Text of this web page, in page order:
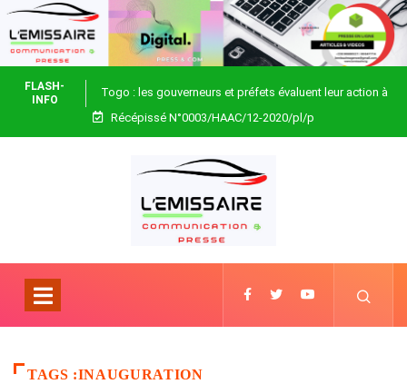
FLASH-
INFO
Togo : les gouverneurs et préfets évaluent leur action à
Blitta
Récépissé N°0003/HAAC/12-2020/pl/p
TAGS :INAUGURATION